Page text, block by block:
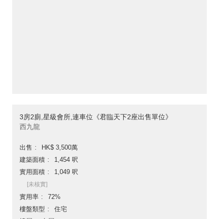
3房2廁,星級會所,連車位《君臨天下2座出售單位》
西九龍
出售
HK$ 3,500萬
建築面積
1,454 呎
實用面積
1,049 呎
[未核實]
實用率
72%
樓盤類型
住宅